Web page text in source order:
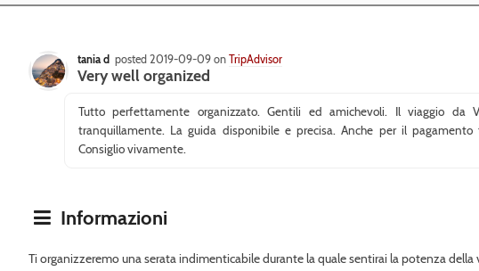
tania d posted 2019-09-09 on TripAdvisor
Very well organized
Tutto perfettamente organizzato. Gentili ed amichevoli. Il viaggio da
tranquillamente. La guida disponibile e precisa. Anche per il
Consiglio vivamente.
Informazioni
Ti organizzeremo una serata indimenticabile durante la quale sentirai la potenza della